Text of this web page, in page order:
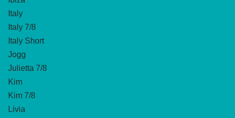
Italy
Italy 7/8
Italy Short
Jogg
Julietta 7/8
Kim
Kim 7/8
Livia